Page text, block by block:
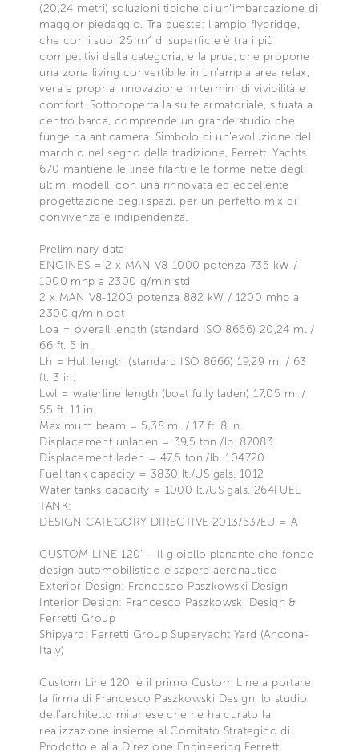
(20,24 metri) soluzioni tipiche di un’imbarcazione di
maggior piedaggio. Tra queste: l’ampio flybridge,
che con i suoi 25 m² di superficie è tra i più
competitivi della categoria, e la prua, che propone
una zona living convertibile in un’ampia area relax,
vera e propria innovazione in termini di vivibilità e
comfort. Sottocoperta la suite armatoriale, situata a
centro barca, comprende un grande studio che
funge da anticamera. Simbolo di un’evoluzione del
marchio nel segno della tradizione, Ferretti Yachts
670 mantiene le linee filanti e le forme nette degli
ultimi modelli con una rinnovata ed eccellente
progettazione degli spazi, per un perfetto mix di
convivenza e indipendenza.
Preliminary data
ENGINES = 2 x MAN V8-1000 potenza 735 kW /
1000 mhp a 2300 g/min std
2 x MAN V8-1200 potenza 882 kW / 1200 mhp a
2300 g/min opt
Loa = overall length (standard ISO 8666) 20,24 m. /
66 ft. 5 in.
Lh = Hull length (standard ISO 8666) 19,29 m. / 63
ft. 3 in.
Lwl = waterline length (boat fully laden) 17,05 m. /
55 ft. 11 in.
Maximum beam = 5,38 m. / 17 ft. 8 in.
Displacement unladen = 39,5 ton./lb. 87083
Displacement laden = 47,5 ton./lb. 104720
Fuel tank capacity = 3830 lt./US gals. 1012
Water tanks capacity = 1000 lt./US gals. 264FUEL
TANK:
DESIGN CATEGORY DIRECTIVE 2013/53/EU = A
CUSTOM LINE 120’ – Il gioiello planante che fonde
design automobilistico e sapere aeronautico
Exterior Design: Francesco Paszkowski Design
Interior Design: Francesco Paszkowski Design &
Ferretti Group
Shipyard: Ferretti Group Superyacht Yard (Ancona-
Italy)
Custom Line 120’ è il primo Custom Line a portare
la firma di Francesco Paszkowski Design, lo studio
dell’architetto milanese che ne ha curato la
realizzazione insieme al Comitato Strategico di
Prodotto e alla Direzione Engineering Ferretti